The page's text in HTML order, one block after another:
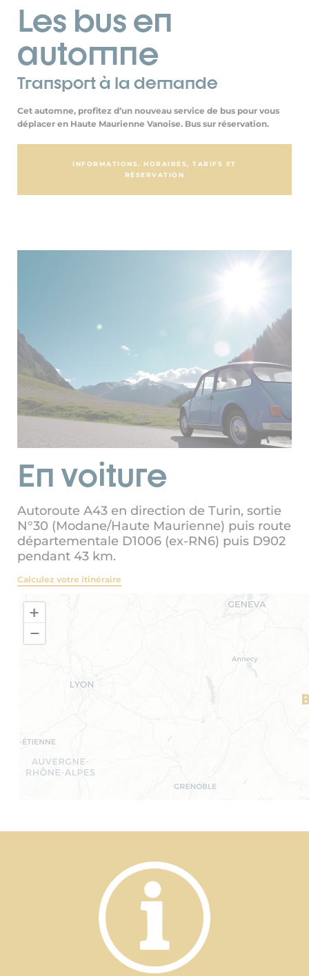
Les bus en
automne
Transport à la demande
Cet automne, profitez d’un nouveau service de bus pour vous
déplacer en Haute Maurienne Vanoise. Bus sur réservation.
INFORMATIONS, HORAIRES, TARIFS ET
RÉSERVATION
En voiture
Autoroute A43 en direction de Turin, sortie
N°30 (Modane/Haute Maurienne) puis route
départementale D1006 (ex-RN6) puis D902
pendant 43 km.
Calculez votre itinéraire